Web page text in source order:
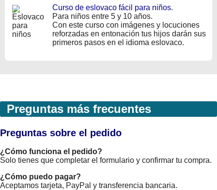
Curso de eslovaco fácil para niños.
Para niños entre 5 y 10 años.
Con este curso con imágenes y locuciones
reforzadas en entonación tus hijos darán sus
primeros pasos en el idioma eslovaco.
Preguntas más frecuentes
Preguntas sobre el pedido
¿Cómo funciona el pedido?
Solo tienes que completar el formulario y confirmar tu compra.
¿Cómo puedo pagar?
Aceptamos tarjeta, PayPal y transferencia bancaria.